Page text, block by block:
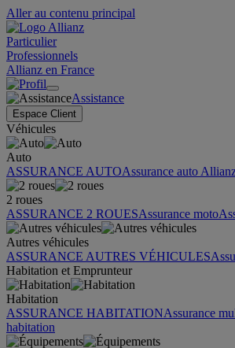
Aller au contenu principal
Particulier
Professionnels
Allianz en France
Assistance
Espace Client
Véhicules
Auto
ASSURANCE AUTOAssurance auto
2 roues
ASSURANCE 2 ROUESAssurance moto
Autres véhicules
ASSURANCE AUTRES VÉHICULES
Habitation et Emprunteur
Habitation
ASSURANCE HABITATIONAssurance
habitation